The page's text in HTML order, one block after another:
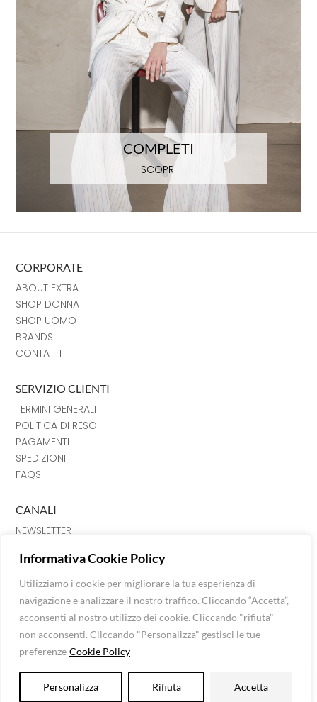
Informativa Cookie Policy
Utilizziamo i cookie per migliorare la tua esperienza di
navigazione e analizzare il nostro traffico. Cliccando “Accetta”,
acconsenti al nostro utilizzo dei cookie. Cliccando "rifiuta"
non acconsenti. Cliccando "Personalizza" gestisci le tue
preferenze Cookie Policy
Personalizza Rifiuta Accetta
COMPLETI
SCOPRI
CORPORATE
ABOUT EXTRA
SHOP DONNA
SHOP UOMO
BRANDS
CONTATTI
SERVIZIO CLIENTI
TERMINI GENERALI
POLITICA DI RESO
PAGAMENTI
SPEDIZIONI
FAQS
CANALI
NEWSLETTER
FACEBOOK
CHAT
Luna Srl © Extra Fashion Stores 2026
Via Mazzini n. 120, C. Fiorentino, 52043 (AR)
P.I: 01624850515 -info@extrafashionstores.com